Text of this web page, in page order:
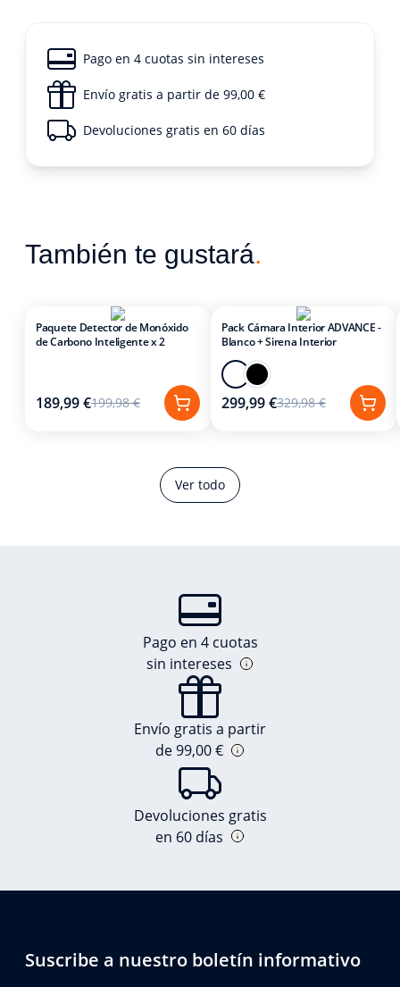
Pago en 4 cuotas sin intereses
Envío gratis a partir de 99,00 €
Devoluciones gratis en 60 días
También te gustará.
Ver todo
Paquete Detector de Monóxido
de Carbono Inteligente x 2
189,99 €199,98 €
Pack Cámara Interior ADVANCE -
Blanco + Sirena Interior
299,99 €329,98 €
Pago en 4 cuotas
sin intereses
Envío gratis a partir
de 99,00 €
Devoluciones gratis
en 60 días
Suscribe a nuestro boletín informativo